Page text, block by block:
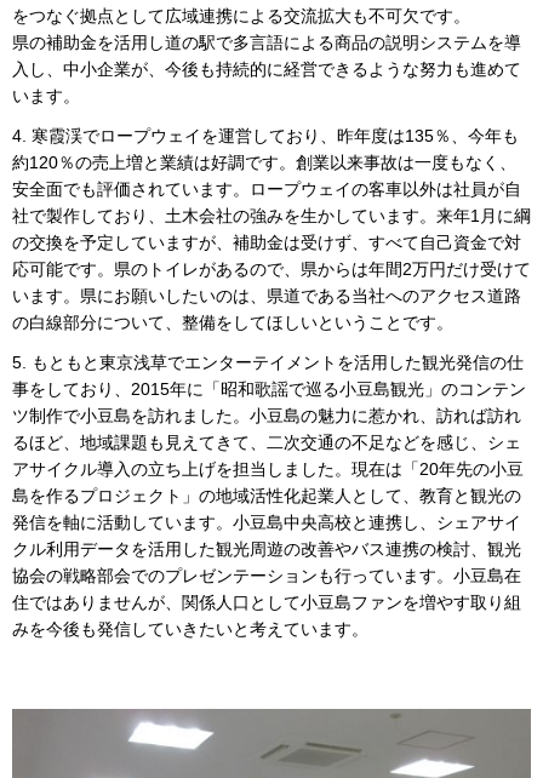
をつなぐ拠点として広域連携による交流拡大も不可欠です。
県の補助金を活用し道の駅で多言語による商品の説明システムを導
入し、中小企業が、今後も持続的に経営できるような努力も進めて
います。
4. 寒霞渓でロープウェイを運営しており、昨年度は135％、今年も
約120％の売上増と業績は好調です。創業以来事故は一度もなく、
安全面でも評価されています。ロープウェイの客車以外は社員が自
社で製作しており、土木会社の強みを生かしています。来年1月に綱
の交換を予定していますが、補助金は受けず、すべて自己資金で対
応可能です。県のトイレがあるので、県からは年間2万円だけ受けて
います。県にお願いしたいのは、県道である当社へのアクセス道路
の白線部分について、整備をしてほしいということです。
5. もともと東京浅草でエンターテイメントを活用した観光発信の仕
事をしており、2015年に「昭和歌謡で巡る小豆島観光」のコンテン
ツ制作で小豆島を訪れました。小豆島の魅力に惹かれ、訪れば訪れ
るほど、地域課題も見えてきて、二次交通の不足などを感じ、シェ
アサイクル導入の立ち上げを担当しました。現在は「20年先の小豆
島を作るプロジェクト」の地域活性化起業人として、教育と観光の
発信を軸に活動しています。小豆島中央高校と連携し、シェアサイ
クル利用データを活用した観光周遊の改善やバス連携の検討、観光
協会の戦略部会でのプレゼンテーションも行っています。小豆島在
住ではありませんが、関係人口として小豆島ファンを増やす取り組
みを今後も発信していきたいと考えています。